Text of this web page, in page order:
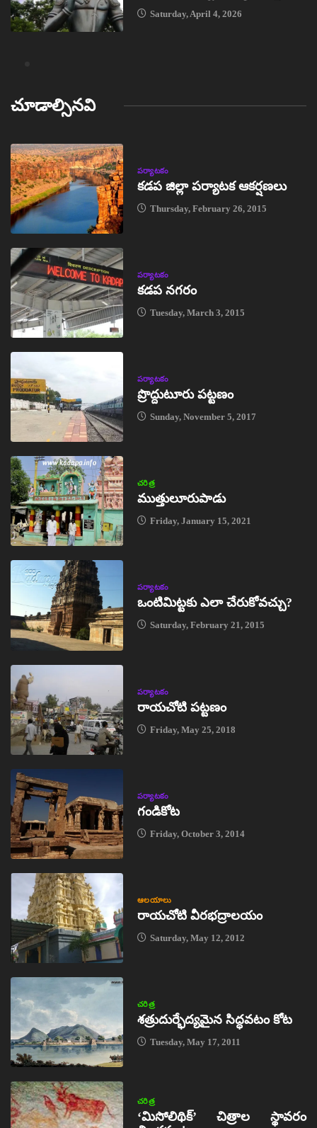
Saturday, April 4, 2026
చూడాల్సినవి
పర్యాటకం
కడప జిల్లా పర్యాటక ఆకర్షణలు
Thursday, February 26, 2015
పర్యాటకం
కడప నగరం
Tuesday, March 3, 2015
పర్యాటకం
ప్రొద్దుటూరు పట్టణం
Sunday, November 5, 2017
చరిత్ర
ముత్తులూరుపాడు
Friday, January 15, 2021
పర్యాటకం
ఒంటిమిట్టకు ఎలా చేరుకోవచ్చు?
Saturday, February 21, 2015
పర్యాటకం
రాయచోటి పట్టణం
Friday, May 25, 2018
పర్యాటకం
గండికోట
Friday, October 3, 2014
ఆలయాలు
రాయచోటి వీరభద్రాలయం
Saturday, May 12, 2012
చరిత్ర
శత్రుదుర్భేద్యమైన సిద్ధవటం కోట
Tuesday, May 17, 2011
చరిత్ర
‘మిసోలిథిక్‌’ చిత్రాల స్థావరం